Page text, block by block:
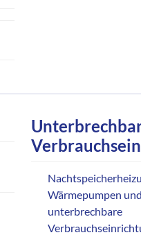
Wärmepumpen
unterbrechbare